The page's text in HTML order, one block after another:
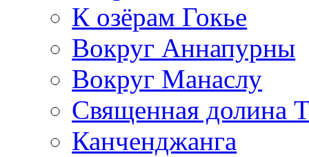
К озёрам Гокье
Вокруг Аннапурны
Вокруг Манаслу
Священная долина
Канченджанга